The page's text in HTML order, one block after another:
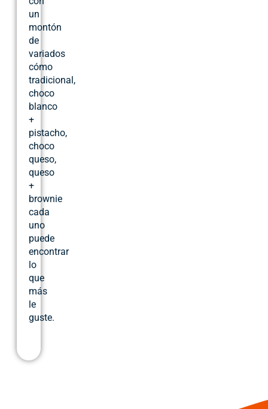
un
montón
de
variados
cómo
tradicional,
choco
blanco
+
pistacho,
choco
queso,
queso
+
brownie
cada
uno
puede
encontrar
lo
que
más
le
guste.